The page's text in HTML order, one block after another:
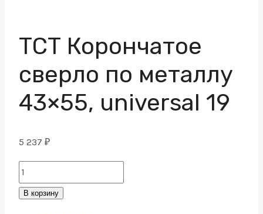
ТСТ Корончатое
сверло по металлу
43×55, universal 19
5 237 ₽
ТСТ
Корончатое
В корзину